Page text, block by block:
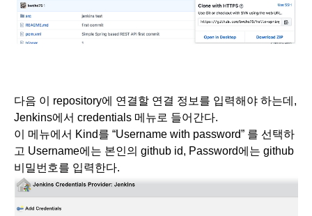
다음 이 repository에 연결할 연결 정보를 입력해야 하는데,
Jenkins에서 credentials 메뉴로 들어간다.
이 메뉴에서 Kind를 “Username with password” 를 선택하
고 Username에는 본인의 github id, Password에는 github
비밀번호를 입력한다.